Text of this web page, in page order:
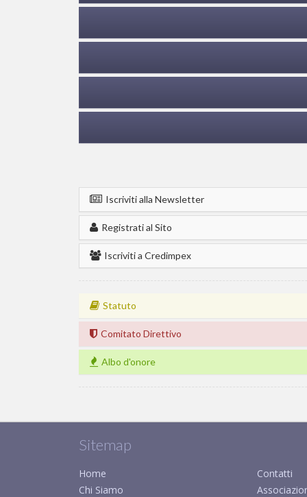
Iscriviti alla Newsletter
Registrati al Sito
Iscriviti a Credimpex
Statuto
Comitato Direttivo
Albo d'onore
Sitemap
Home
Contatti
Chi Siamo